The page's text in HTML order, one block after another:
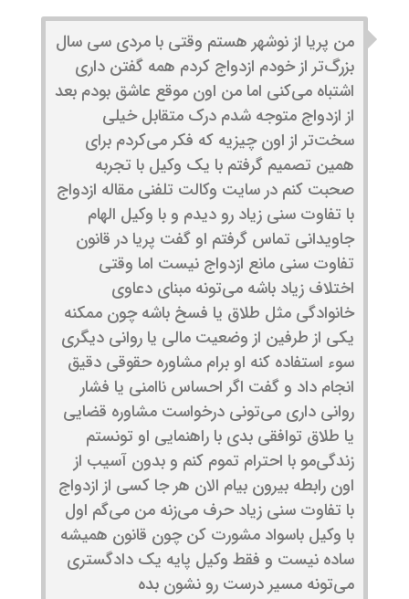
من پریا از نوشهر هستم وقتی با مردی سی سال
بزرگ‌تر از خودم ازدواج کردم همه گفتن داری
اشتباه می‌کنی اما من اون موقع عاشق بودم بعد
از ازدواج متوجه شدم درک متقابل خیلی
سخت‌تر از اون چیزیه که فکر می‌کردم برای
همین تصمیم گرفتم با یک وکیل با تجربه
صحبت کنم در سایت وکالت تلفنی مقاله ازدواج
با تفاوت سنی زیاد رو دیدم و با وکیل الهام
جاویدانی تماس گرفتم او گفت پریا در قانون
تفاوت سنی مانع ازدواج نیست اما وقتی
اختلاف زیاد باشه می‌تونه مبنای دعاوی
خانوادگی مثل طلاق یا فسخ باشه چون ممکنه
یکی از طرفین از وضعیت مالی یا روانی دیگری
سوء استفاده کنه او برام مشاوره حقوقی دقیق
انجام داد و گفت اگر احساس ناامنی یا فشار
روانی داری می‌تونی درخواست مشاوره قضایی
یا طلاق توافقی بدی با راهنمایی او تونستم
زندگی‌مو با احترام تموم کنم و بدون آسیب از
اون رابطه بیرون بیام الان هر جا کسی از ازدواج
با تفاوت سنی زیاد حرف می‌زنه من می‌گم اول
با وکیل باسواد مشورت کن چون قانون همیشه
ساده نیست و فقط وکیل پایه یک دادگستری
می‌تونه مسیر درست رو نشون بده